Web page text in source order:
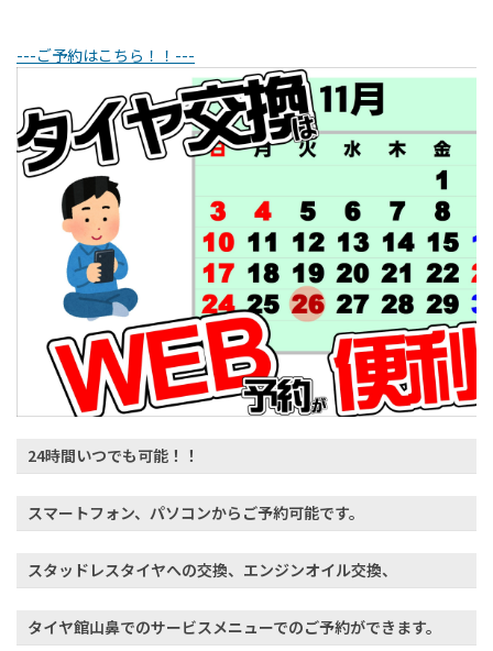
---ご予約はこちら！！---
24時間いつでも可能！！
スマートフォン、パソコンからご予約可能です。
スタッドレスタイヤへの交換、エンジンオイル交換、
タイヤ館山鼻でのサービスメニューでのご予約ができます。